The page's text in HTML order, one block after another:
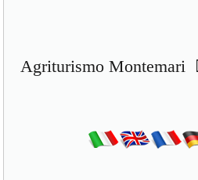
Agriturismo Montemari